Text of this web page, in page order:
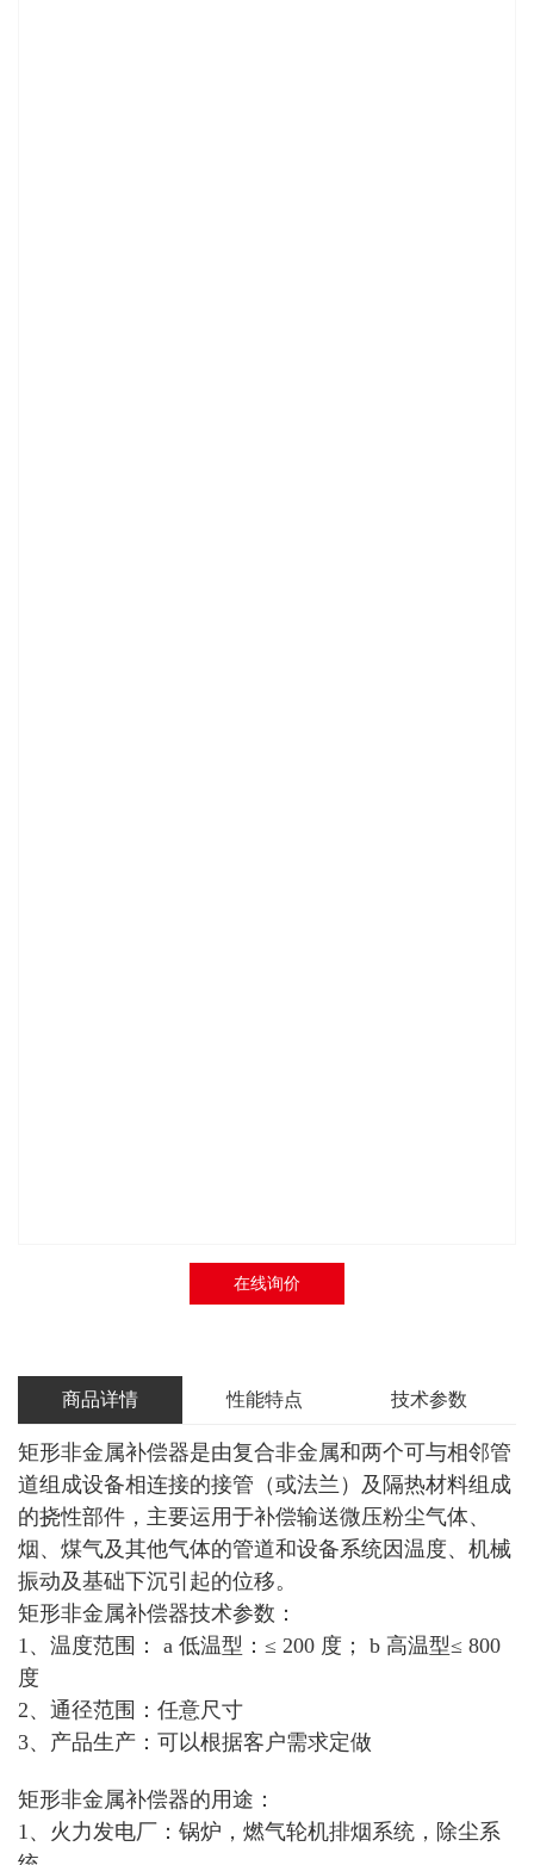
在线询价
商品详情 性能特点 技术参数
矩形非金属补偿器是由复合非金属和两个可与相邻管
道组成设备相连接的接管（或法兰）及隔热材料组成
的挠性部件，主要运用于补偿输送微压粉尘气体、
烟、煤气及其他气体的管道和设备系统因温度、机械
振动及基础下沉引起的位移。
矩形非金属补偿器技术参数：
1、温度范围： a 低温型：≤ 200 度； b 高温型≤ 800
度
2、通径范围：任意尺寸
3、产品生产：可以根据客户需求定做
矩形非金属补偿器的用途：
1、火力发电厂：锅炉，燃气轮机排烟系统，除尘系